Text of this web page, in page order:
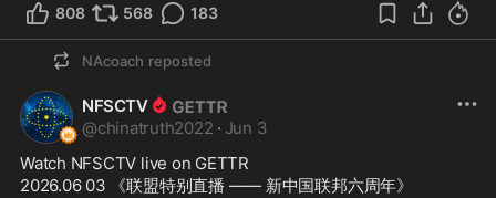
808 568 183
NAcoach reposted
NFSCTV
@chinatruth2022 · Jun 3
Watch NFSCTV live on GETTR
2026.06 03 《联盟特别直播 —— 新中国联邦六周年》